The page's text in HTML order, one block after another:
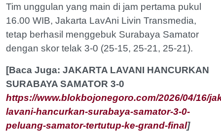
Tim unggulan yang main di jam pertama pukul
16.00 WIB, Jakarta LavAni Livin Transmedia,
tetap berhasil menggebuk Surabaya Samator
dengan skor telak 3-0 (25-15, 25-21, 25-21).
[Baca Juga: JAKARTA LAVANI HANCURKAN
SURABAYA SAMATOR 3-0
https://www.blokbojonegoro.com/2026/04/16/
lavani-hancurkan-surabaya-samator-3-0-
peluang-samator-tertutup-ke-grand-final]